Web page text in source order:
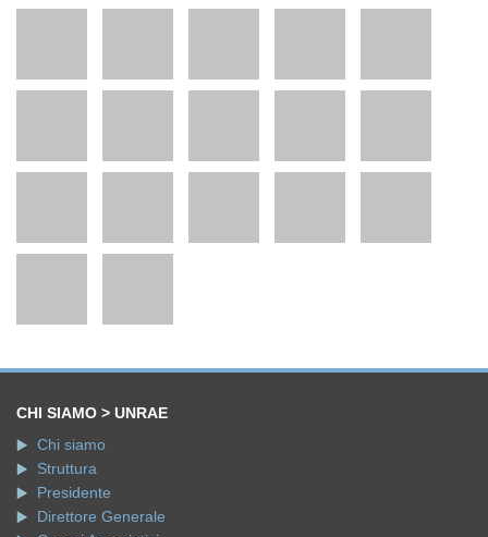
CHI SIAMO > UNRAE
Chi siamo
Struttura
Presidente
Direttore Generale